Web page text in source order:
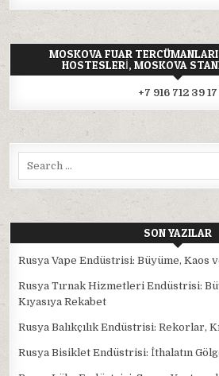
MOSKOVA FUAR
HOSTESLERI, MOSKOVA
+7 916 712 39 17
SON YAZILAR
Rusya Vape Endüstrisi: Büyüme, Kaos
Rusya Tırnak Hizmetleri Endüstrisi:
Kıyasıya Rekabet
Rusya Balıkçılık Endüstrisi: Rekorlar,
Rusya Bisiklet Endüstrisi: İthalatın